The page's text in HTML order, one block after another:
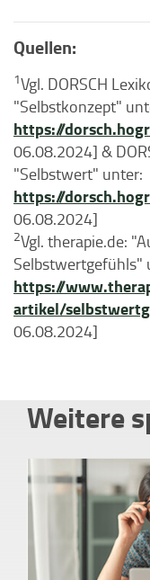
Quellen:
1Vgl. DORSCH
"Selbstkonzept"
https://
06.08.2024] &
"Selbstwert" unter:
https://
06.08.2024]
2Vgl. therapie.de:
Selbstwertgefühls"
https://
artikel/
06.08.2024]
Weitere